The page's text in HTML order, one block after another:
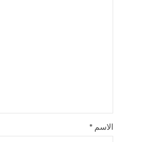
الاسم *